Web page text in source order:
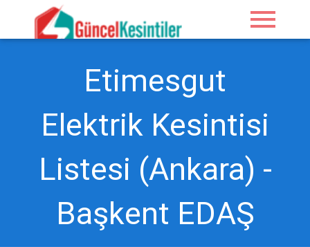
menu
Etimesgut
Elektrik Kesintisi
Listesi (Ankara) -
Başkent EDAŞ